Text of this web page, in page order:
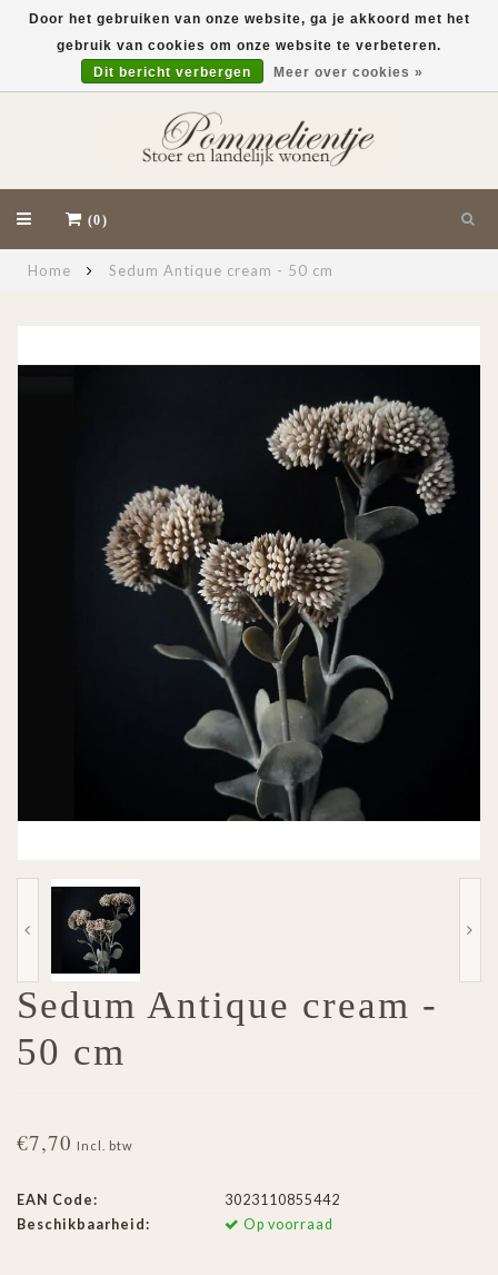
(0)
Home Sedum Antique cream - 50 cm
Sedum Antique cream -
50 cm
€7,70 Incl. btw
EAN Code:
3023110855442
Beschikbaarheid:
Op voorraad
Door het gebruiken van onze website, ga je akkoord met het
gebruik van cookies om onze website te verbeteren.
Dit bericht verbergen
Meer over cookies »